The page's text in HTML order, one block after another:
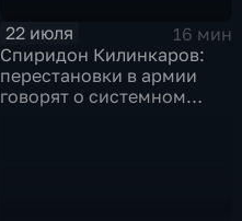
22 июля
16 мин
Спиридон Килинкаров:
перестановки в армии
говорят о системном